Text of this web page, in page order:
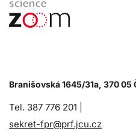
Branišovská 1645/31a, 370 05
Tel. 387 776 201 |
sekret-fpr@prf.jcu.cz